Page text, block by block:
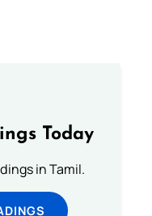
Today
in Tamil.